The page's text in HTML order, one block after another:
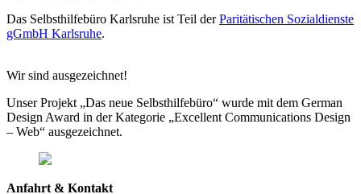
Das Selbsthilfebüro Karlsruhe ist Teil derParitätischen Sozialdienste
gGmbH Karlsruhe.
Wir sind ausgezeichnet!
Unser Projekt „Das neue Selbsthilfebüro“ wurde mit dem German
Design Award in der Kategorie „Excellent Communications Design
– Web“ ausgezeichnet.
Anfahrt & Kontakt